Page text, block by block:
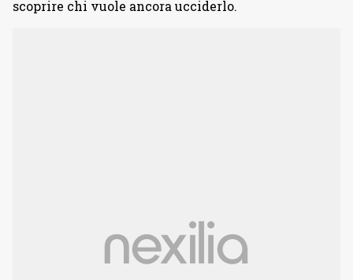
scoprire chi vuole ancora ucciderlo.